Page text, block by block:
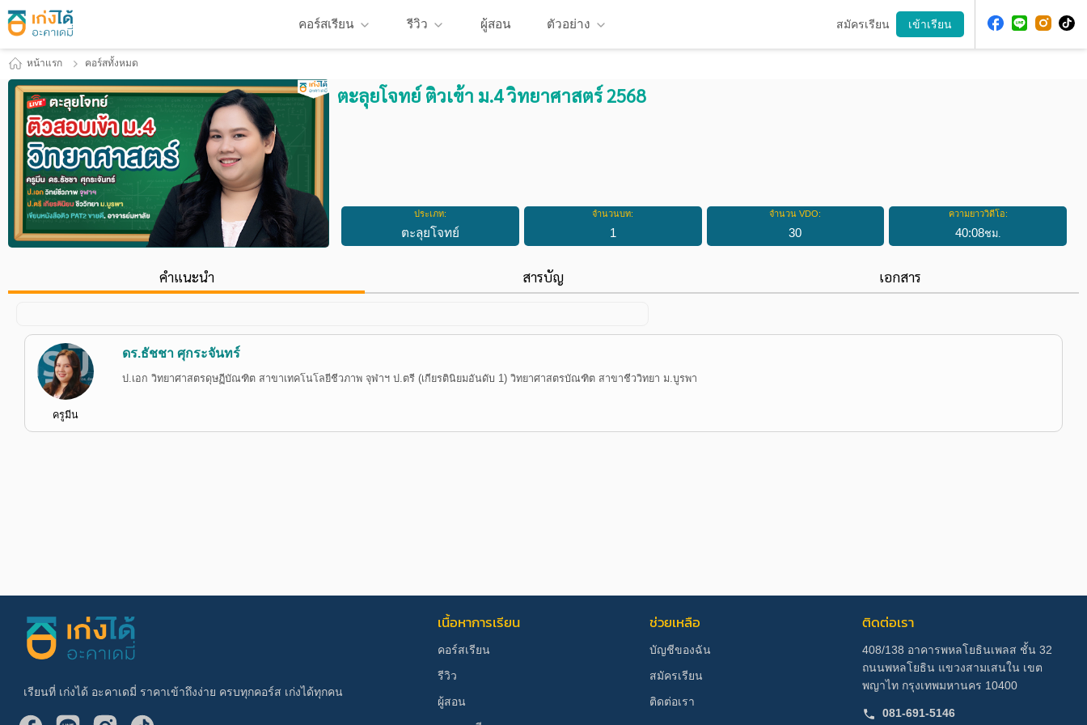
คอร์สเรียน รีวิว ผู้สอน ตัวอย่าง สมัครเรียน เข้าเรียน
หน้าแรก คอร์สทั้งหมด
ตะลุยโจทย์ ติวเข้า ม.4 วิทยาศาสตร์ 2568
ประเภท:
ตะลุยโจทย์
จำนวนบท:
1
จำนวน VDO:
30
ความยาววิดีโอ:
40:08ชม.
คำแนะนำ สารบัญ เอกสาร
ครูมีน
ดร.ธัชชา ศุกระจันทร์
ป.เอก วิทยาศาสตรดุษฏีบัณฑิต สาขาเทคโนโลยีชีวภาพ จุฬาฯ ป.ตรี (เกียรตินิยมอันดับ 1) วิทยาศาสตรบัณฑิต สาขาชีววิทยา ม.บูรพา
เรียนที่ เก่งได้ อะคาเดมี่ ราคาเข้าถึงง่าย ครบทุกคอร์ส เก่งได้ทุกคน
เนื้อหาการเรียน
คอร์สเรียน
รีวิว
ผู้สอน
ช่วยเหลือ
บัญชีของฉัน
สมัครเรียน
ติดต่อเรา
ติดต่อเรา
408/138 อาคารพหลโยธินเพลส ชั้น 32
ถนนพหลโยธิน แขวงสามเสนใน เขต
พญาไท กรุงเทพมหานคร 10400
081-691-5146